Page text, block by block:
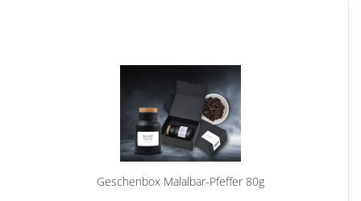
Geschenbox Malalbar-Pfeffer 80g